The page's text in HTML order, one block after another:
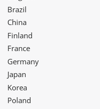
Brazil
China
Finland
France
Germany
Japan
Korea
Poland